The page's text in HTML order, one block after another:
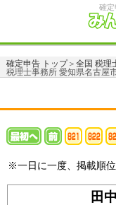
確定
確定申告 トップ＞ 全国 税理
税理士事務所 愛知県名古屋
※一日に一度、掲載順位
田